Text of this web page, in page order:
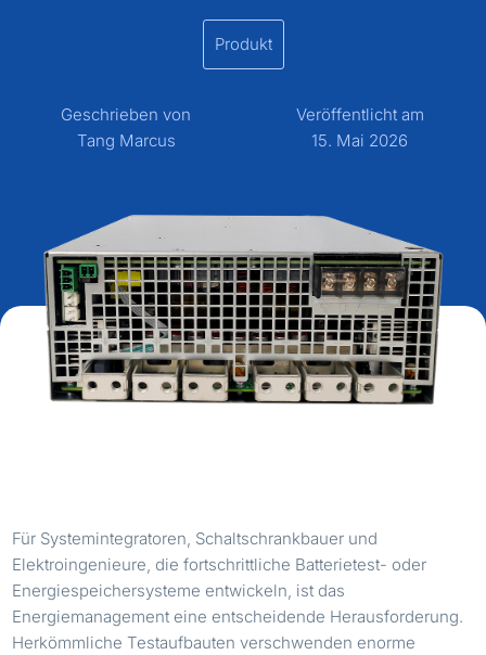
Produkt
Geschrieben von
Tang Marcus
Veröffentlicht am
15. Mai 2026
Für Systemintegratoren, Schaltschrankbauer und
Elektroingenieure, die fortschrittliche Batterietest- oder
Energiespeichersysteme entwickeln, ist das
Energiemanagement eine entscheidende Herausforderung.
Herkömmliche Testaufbauten verschwenden enorme